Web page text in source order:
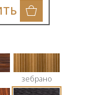
зебрано